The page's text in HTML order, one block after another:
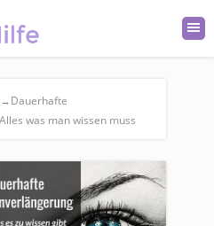
→Dauerhafte
was man wissen muss